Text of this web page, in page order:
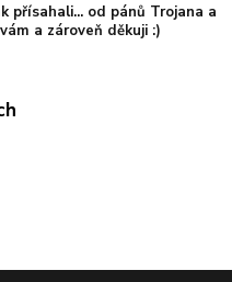
přísahali... od pánů Trojana a
a zároveň děkuji :)